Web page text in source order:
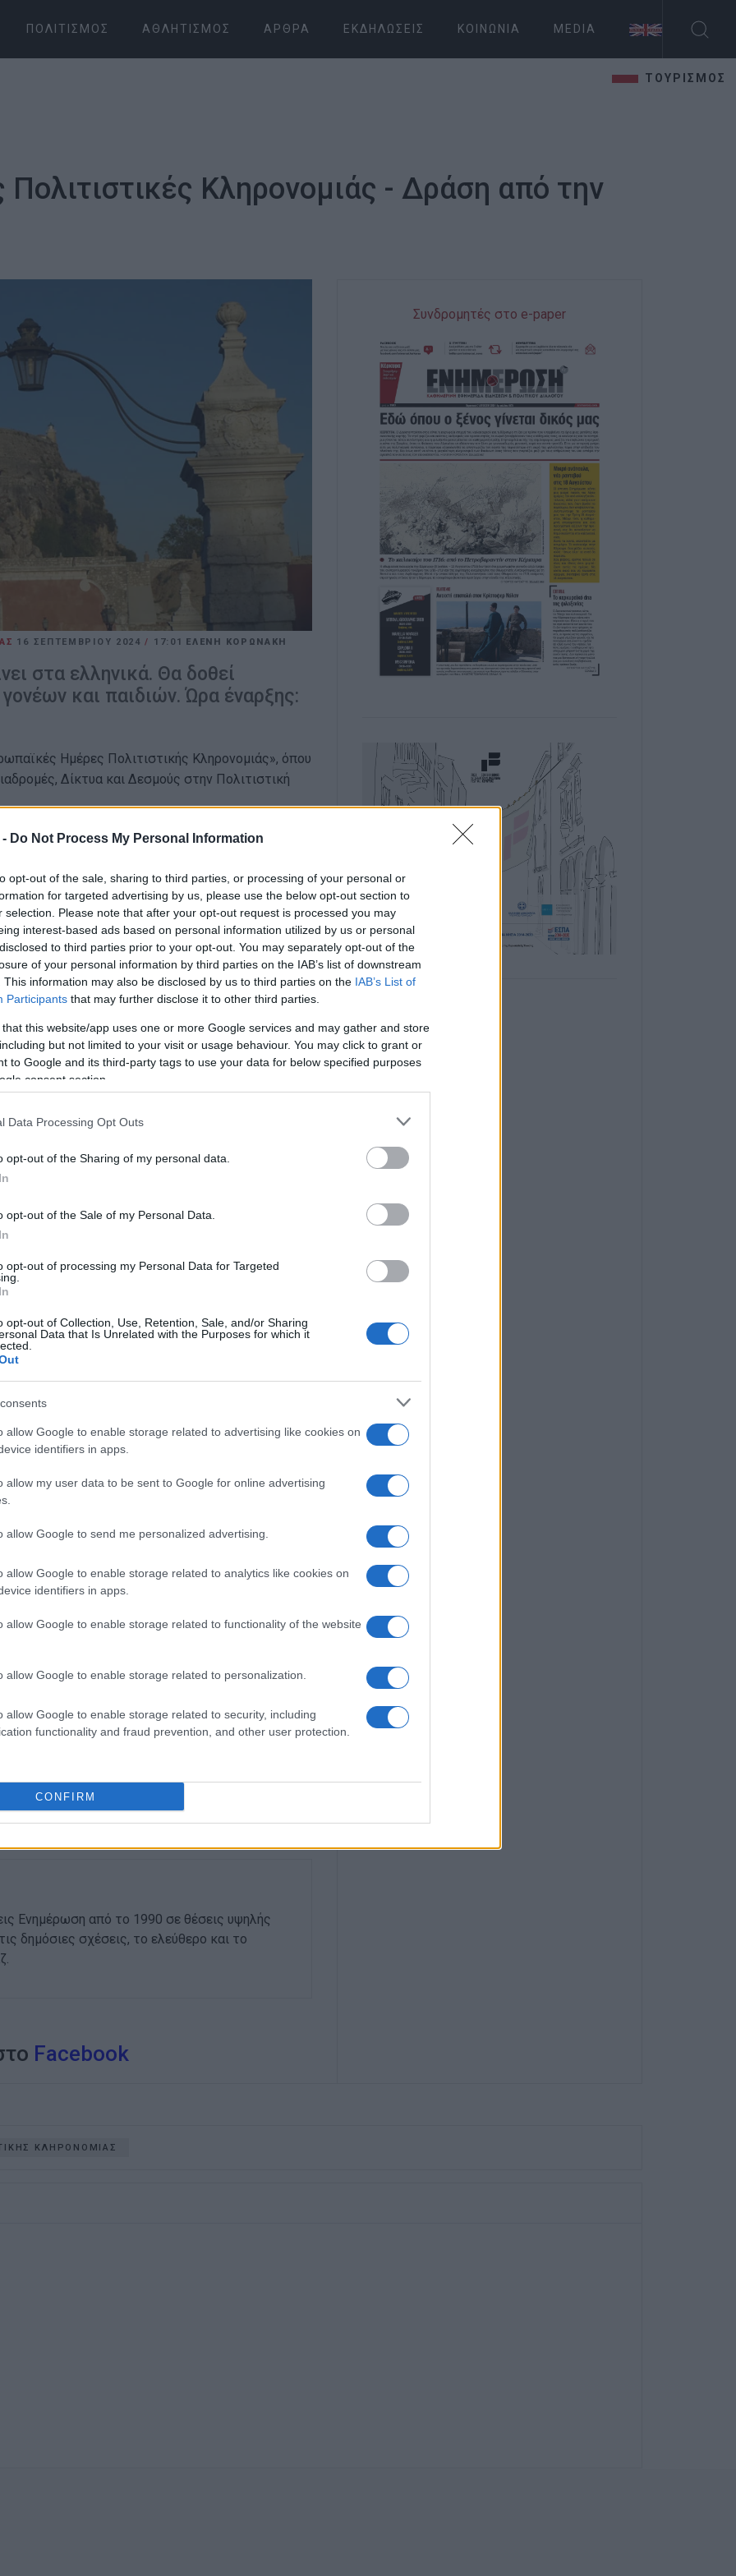
Do Not Process My Personal Information
opt-out of the sale, sharing to third parties, or processing of your personal or
for targeted advertising by us, please use the below opt-out section to
selection. Please note that after your opt-out request is processed you may
interest-based ads based on personal information utilized by us or personal
to third parties prior to your opt-out. You may separately opt-out of the
of your personal information by third parties on the IAB’s list of downstream
This information may also be disclosed by us to third parties on the IAB’s List of
Participants that may further disclose it to other third parties.
that this website/app uses one or more Google services and may gather and store
but not limited to your visit or usage behaviour. You may click to grant or
to Google and its third-party tags to use your data for below specified purposes
consent section.
Data Processing Opt Outs
opt-out of the Sharing of my personal data.
opt-out of the Sale of my Personal Data.
opt-out of processing my Personal Data for Targeted
opt-out of Collection, Use, Retention, Sale, and/or Sharing
Data that Is Unrelated with the Purposes for which it
allow Google to enable storage related to advertising like cookies on
identifiers in apps.
allow my user data to be sent to Google for online advertising
allow Google to send me personalized advertising.
allow Google to enable storage related to analytics like cookies on
identifiers in apps.
allow Google to enable storage related to functionality of the website
allow Google to enable storage related to personalization.
allow Google to enable storage related to security, including
functionality and fraud prevention, and other user protection.
CONFIRM
ΠΟΛΙΤΙΣΜΌΣ ΑΘΛΗΤΙΣΜΌΣ ΆΡΘΡΑ ΕΚΔΗΛΏΣΕΙΣ ΚΟΙΝΩΝΊΑ MEDIA
ΤΟΥΡΙΣΜΟΣ
Κληρονομιάς - Δράση από την
16 ΣΕΠΤΕΜΒΡΊΟΥ 2024/ 17:01 ΕΛΕΝΗ ΚΟΡΩΝΑΚΗ
στα ελληνικά. Θα δοθεί
και παιδιών. Ώρα έναρξης:
Ημέρες Πολιτιστικής Κληρονομιάς», όπου
Δίκτυα και Δεσμούς στην Πολιτιστική
που σχεδίασε η ομάδα μας: «Τέχνες,
θα ακολουθήσουμε τα ίχνη των Ενετών,
του παρελθόντος και η δημιουργία νέων
Θέατρο San Giacomo, Φιλαρμονική εταιρία
Ιόνιος Βουλή, Μουσείο Χαρτονομισμάτων Ιονικής
απεικόνιση των σημείων ενδιαφέροντος
τους.
θα έχουν την ευκαιρία να ενημερωθούν για τις
αναφορικά με την πολιτιστική
μέσα από την παρουσίαση σχετικών έργων
στα ελληνικά. Θα δοθεί προτεραιότητα στη
Θα τηρηθεί σειρά προτεραιότητας με
ενημέρωσης για το σημείο εκκίνησης του
παρακάτω φόρμα:
116 1409
των Πολιτών (ΟΚοιΠ) με έδρα την Κέρκυρα. Από
εξής τομείς:
ως μοχλού κοινωνικής συνοχής και ένταξης με
διαφορετικών πολιτισμών και ιδιαίτερα στις
κόσμου. Η πρωτοβουλία αυτή τροφοδοτείται από
και ονομάζεται Κέντρο Ελληνικής και
τις σχέσεις του με την πολιτιστική κληρονομιά
των επαγγελματιών του Τουρισμού και
και ανθεκτικές επιλογές αγοράς.
για τον Πολιτιστικό και Δημιουργικό τομέα,
στην άνοδο του επιπέδου τους σε
και τους τομείς δράσης της είναι
Ενημέρωση από το 1990 σε θέσεις υψηλής
δημόσιες σχέσεις, το ελεύθερο και το
Facebook
Συνδρομητές στο e-paper
ΚΛΗΡΟΝΟΜΙΑΣ